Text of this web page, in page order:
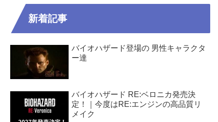
新着記事
バイオハザード登場の 男性キャラクタ
ー達
バイオハザード RE:ベロニカ発売決
定！｜今度はRE:エンジンの高品質リ
メイク